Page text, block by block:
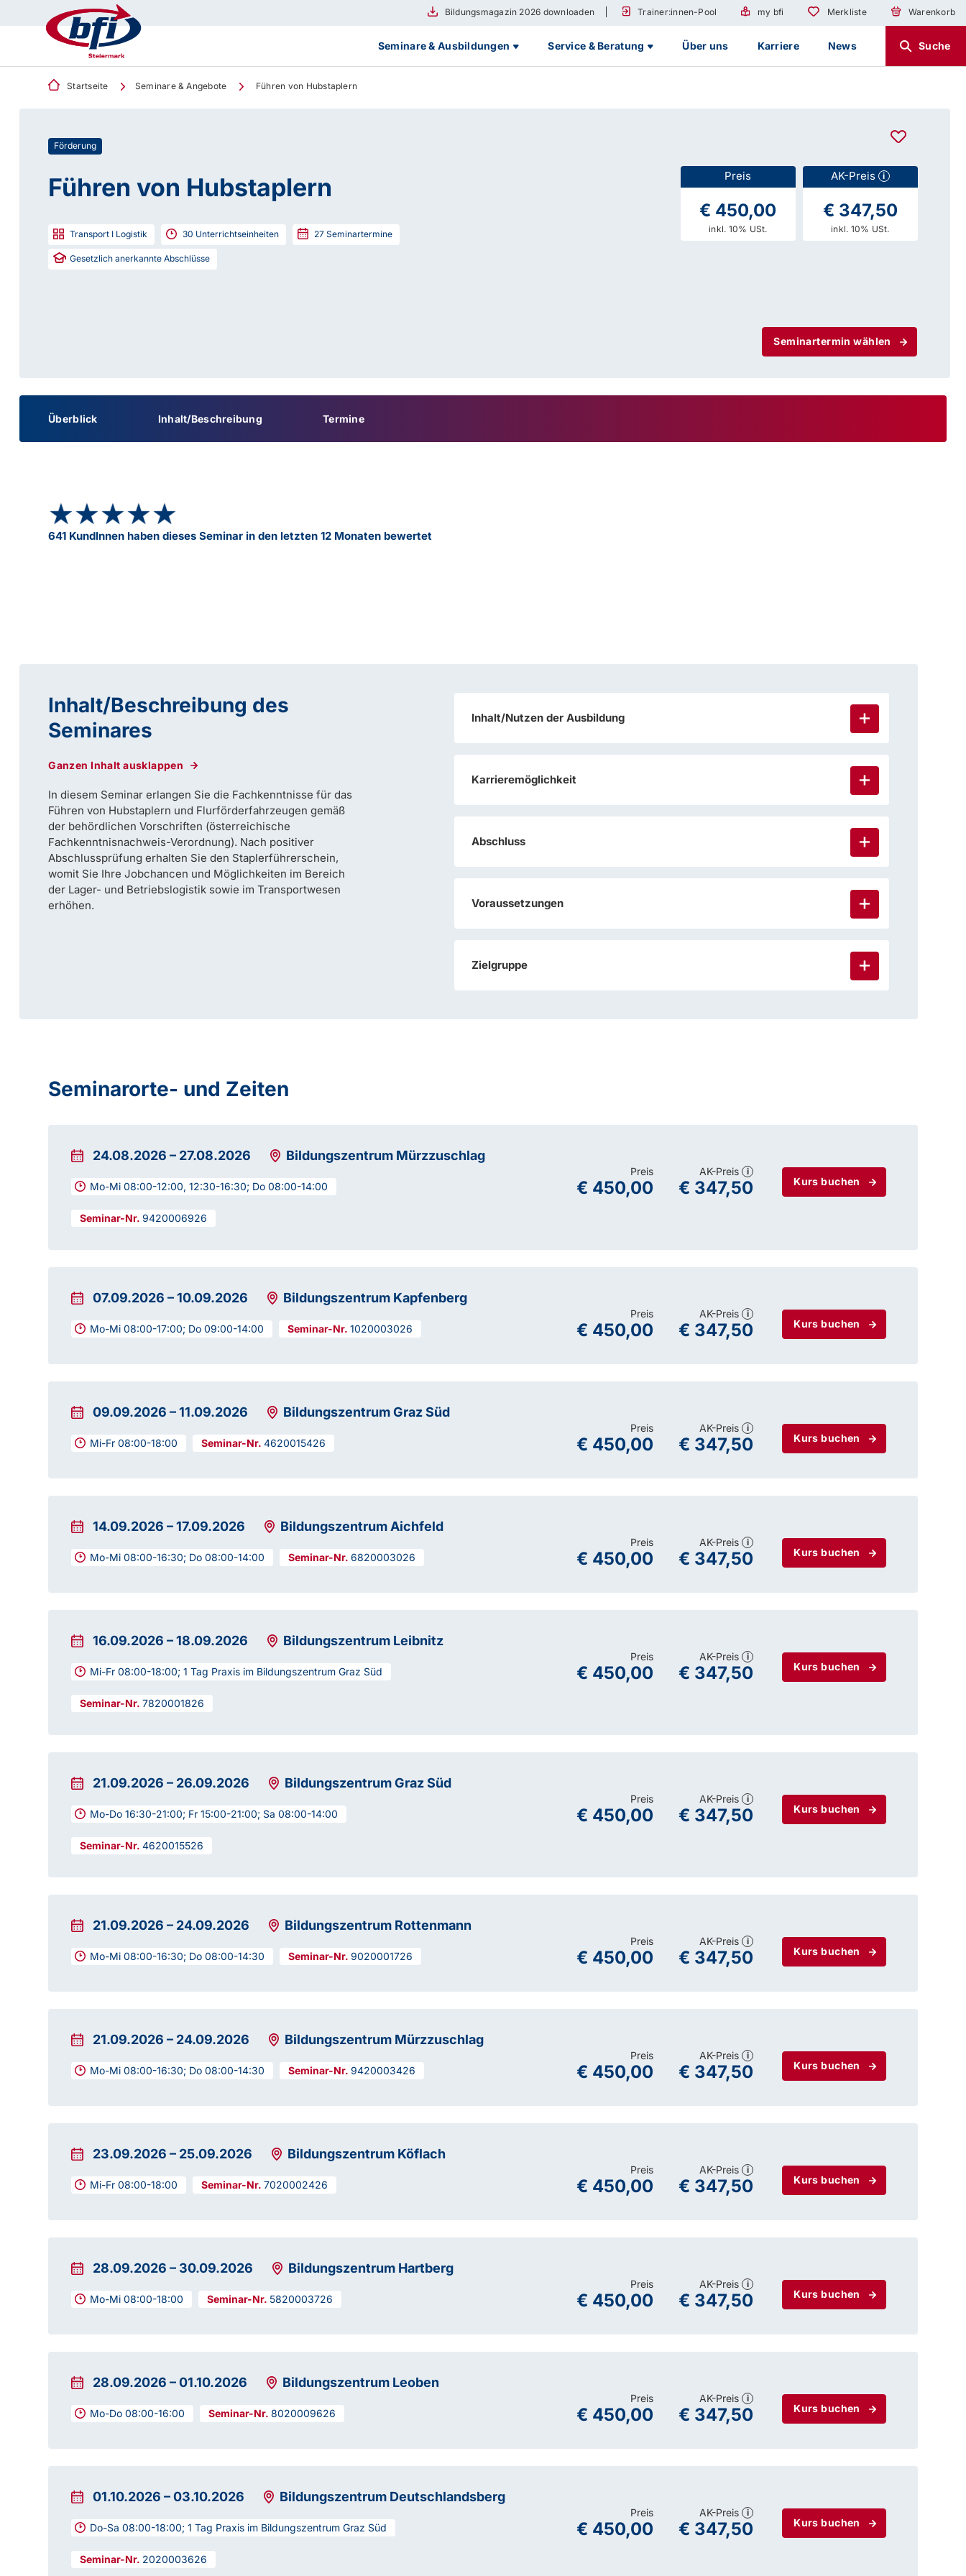
Bildungsmagazin 2026 downloaden Trainer:innen-Pool my bfi Merkliste Warenkorb
Seminare & Ausbildungen Service & Beratung Über uns Karriere News Suche
Startseite Seminare & Angebote Führen von Hubstaplern
Förderung
Führen von Hubstaplern
Transport I Logistik 30 Unterrichtseinheiten 27 Seminartermine
Gesetzlich anerkannte Abschlüsse
AK-Preis i
€ 347,50
inkl. 10% USt.
Preis
€ 450,00
inkl. 10% USt.
Seminartermin wählen
Überblick Inhalt/Beschreibung Termine
★★★★★
★★★★★
641 KundInnen haben dieses Seminar in den letzten 12 Monaten bewertet
Inhalt/Beschreibung des
Seminares
Ganzen Inhalt ausklappen
In diesem Seminar erlangen Sie die Fachkenntnisse für das
Führen von Hubstaplern und Flurförderfahrzeugen gemäß
der behördlichen Vorschriften (österreichische
Fachkenntnisnachweis-Verordnung). Nach positiver
Abschlussprüfung erhalten Sie den Staplerführerschein,
womit Sie Ihre Jobchancen und Möglichkeiten im Bereich
der Lager- und Betriebslogistik sowie im Transportwesen
erhöhen.
Inhalt/Nutzen der Ausbildung
Karrieremöglichkeit
Abschluss
Voraussetzungen
Zielgruppe
Seminarorte- und Zeiten
24.08.2026 – 27.08.2026 Bildungszentrum Mürzzuschlag
Mo-Mi 08:00-12:00, 12:30-16:30; Do 08:00-14:00
9420006926
Kurs buchen
AK-Preis i
€ 347,50
Preis
€ 450,00
07.09.2026 –10.09.2026 Bildungszentrum Kapfenberg
Mo-Mi 08:00-17:00; Do 09:00-14:00 1020003026 Kurs buchen
AK-Preis i
€ 347,50
Preis
€ 450,00
09.09.2026 –11.09.2026 Bildungszentrum Graz Süd
Mi-Fr 08:00-18:00 4620015426 Kurs buchen
AK-Preis i
€ 347,50
Preis
€ 450,00
14.09.2026 –17.09.2026 Bildungszentrum Aichfeld
Mo-Mi 08:00-16:30; Do 08:00-14:00 6820003026 Kurs buchen
AK-Preis i
€ 347,50
Preis
€ 450,00
16.09.2026 –18.09.2026 Bildungszentrum Leibnitz
Mi-Fr 08:00-18:00; 1 Tag Praxis im Bildungszentrum Graz Süd
7820001826
Kurs buchen
AK-Preis i
€ 347,50
Preis
€ 450,00
21.09.2026 – 26.09.2026 Bildungszentrum Graz Süd
Mo-Do 16:30-21:00; Fr 15:00-21:00; Sa 08:00-14:00
4620015526
Kurs buchen
AK-Preis i
€ 347,50
Preis
€ 450,00
21.09.2026 – 24.09.2026 Bildungszentrum Rottenmann
Mo-Mi 08:00-16:30; Do 08:00-14:30 9020001726 Kurs buchen
AK-Preis i
€ 347,50
Preis
€ 450,00
21.09.2026 – 24.09.2026 Bildungszentrum Mürzzuschlag
Mo-Mi 08:00-16:30; Do 08:00-14:30 9420003426 Kurs buchen
AK-Preis i
€ 347,50
Preis
€ 450,00
23.09.2026 – 25.09.2026 Bildungszentrum Köflach
Mi-Fr 08:00-18:00 7020002426 Kurs buchen
AK-Preis i
€ 347,50
Preis
€ 450,00
28.09.2026 – 30.09.2026 Bildungszentrum Hartberg
Mo-Mi 08:00-18:00 5820003726 Kurs buchen
AK-Preis i
€ 347,50
Preis
€ 450,00
28.09.2026 –01.10.2026 Bildungszentrum Leoben
Mo-Do 08:00-16:00 8020009626 Kurs buchen
AK-Preis i
€ 347,50
Preis
€ 450,00
01.10.2026 –03.10.2026 Bildungszentrum Deutschlandsberg
Do-Sa 08:00-18:00; 1 Tag Praxis im Bildungszentrum Graz Süd
2020003626
Kurs buchen
AK-Preis i
€ 347,50
Preis
€ 450,00